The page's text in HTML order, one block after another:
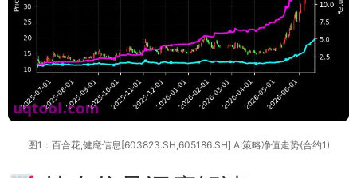
图1：百合花,健麾信息[603823.SH,605186.SH] AI策略净值走势(合约1)